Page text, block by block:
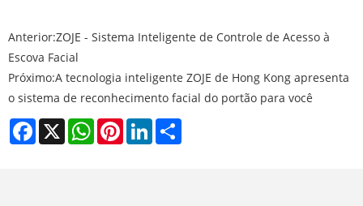
Anterior:ZOJE - Sistema Inteligente de Controle de Acesso à
Escova Facial
Próximo:A tecnologia inteligente ZOJE de Hong Kong apresenta
o sistema de reconhecimento facial do portão para você
Facebook
X WhatsAppPinterestLinkedIn